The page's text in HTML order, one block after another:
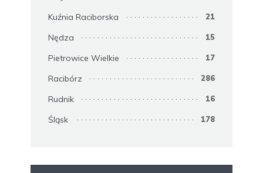
Kuźnia Raciborska 21
Nędza 15
Pietrowice Wielkie 17
Racibórz 286
Rudnik 16
Śląsk 178